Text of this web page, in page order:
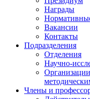
Награды
Вакансии
Контакты
Подразделения
Отделения
Научно-
Члены и